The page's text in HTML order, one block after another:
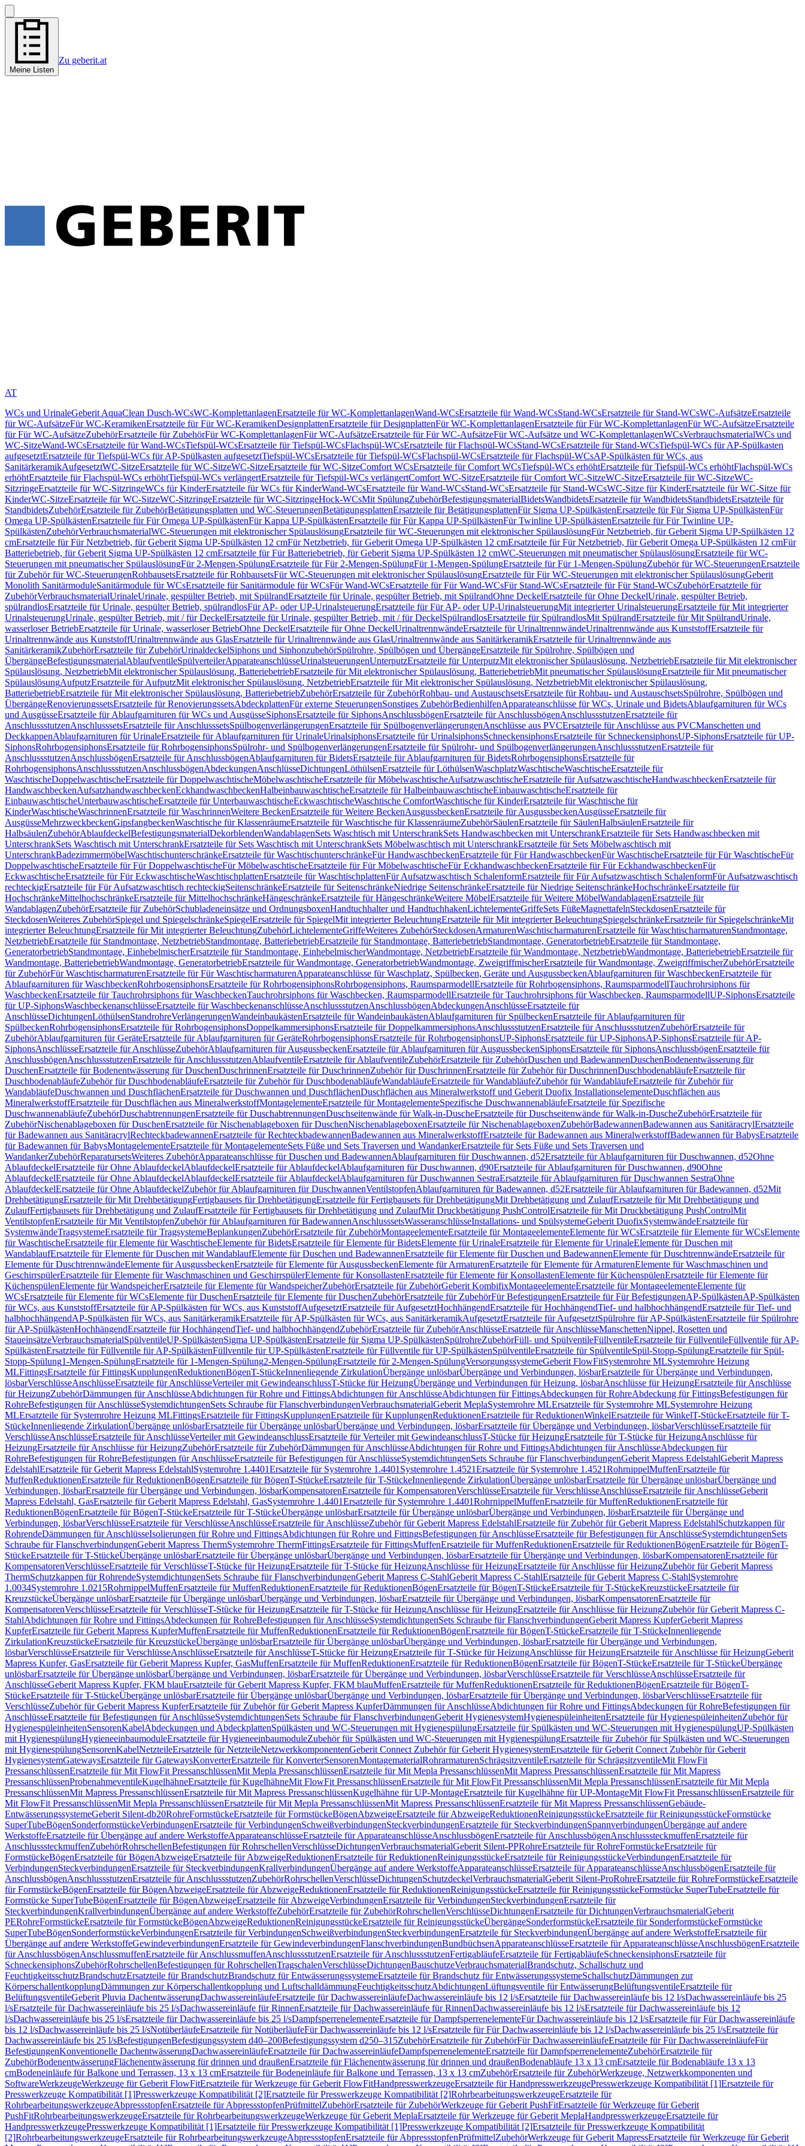
Meine Listen
Zu geberit.at
AT
WCs und UrinaleGeberit AquaClean Dusch-WCsWC-KomplettanlagenErsatzteile für WC-KomplettanlagenWand-WCsErsatzteile für Wand-WCsStand-WCsErsatzteile für Stand-WCsWC-AufsätzeErsatzteile
für WC-AufsätzeFür WC-KeramikenErsatzteile für Für WC-KeramikenDesignplattenErsatzteile für DesignplattenFür WC-KomplettanlagenErsatzteile für Für WC-KomplettanlagenFür WC-AufsätzeErsatzteile
für Für WC-AufsätzeZubehörErsatzteile für ZubehörFür WC-KomplettanlagenFür WC-AufsätzeErsatzteile für Für WC-AufsätzeFür WC-Aufsätze und WC-KomplettanlagenWCsVerbrauchsmaterialWCs und
WC-SitzeWand-WCsErsatzteile für Wand-WCsTiefspül-WCsErsatzteile für Tiefspül-WCsFlachspül-WCsErsatzteile für Flachspül-WCsStand-WCsErsatzteile für Stand-WCsTiefspül-WCs für AP-Spülkasten
aufgesetztErsatzteile für Tiefspül-WCs für AP-Spülkasten aufgesetztTiefspül-WCsErsatzteile für Tiefspül-WCsFlachspül-WCsErsatzteile für Flachspül-WCsAP-Spülkästen für WCs, aus
SanitärkeramikAufgesetztWC-SitzeErsatzteile für WC-SitzeWC-SitzeErsatzteile für WC-SitzeComfort WCsErsatzteile für Comfort WCsTiefspül-WCs erhöhtErsatzteile für Tiefspül-WCs erhöhtFlachspül-WCs
erhöhtErsatzteile für Flachspül-WCs erhöhtTiefspül-WCs verlängertErsatzteile für Tiefspül-WCs verlängertComfort WC-SitzeErsatzteile für Comfort WC-SitzeWC-SitzeErsatzteile für WC-SitzeWC-
SitzringeErsatzteile für WC-SitzringeWCs für KinderErsatzteile für WCs für KinderWand-WCsErsatzteile für Wand-WCsStand-WCsErsatzteile für Stand-WCsWC-Sitze für KinderErsatzteile für WC-Sitze für
KinderWC-SitzeErsatzteile für WC-SitzeWC-SitzringeErsatzteile für WC-SitzringeHock-WCsMit SpülungZubehörBefestigungsmaterialBidetsWandbidetsErsatzteile für WandbidetsStandbidetsErsatzteile für
StandbidetsZubehörErsatzteile für ZubehörBetätigungsplatten und WC-SteuerungenBetätigungsplattenErsatzteile für BetätigungsplattenFür Sigma UP-SpülkästenErsatzteile für Für Sigma UP-SpülkästenFür
Omega UP-SpülkästenErsatzteile für Für Omega UP-SpülkästenFür Kappa UP-SpülkästenErsatzteile für Für Kappa UP-SpülkästenFür Twinline UP-SpülkästenErsatzteile für Für Twinline UP-
SpülkästenZubehörVerbrauchsmaterialWC-Steuerungen mit elektronischer SpülauslösungErsatzteile für WC-Steuerungen mit elektronischer SpülauslösungFür Netzbetrieb, für Geberit Sigma UP-Spülkästen 12
cmErsatzteile für Für Netzbetrieb, für Geberit Sigma UP-Spülkästen 12 cmFür Netzbetrieb, für Geberit Omega UP-Spülkästen 12 cmErsatzteile für Für Netzbetrieb, für Geberit Omega UP-Spülkästen 12 cmFür
Batteriebetrieb, für Geberit Sigma UP-Spülkästen 12 cmErsatzteile für Für Batteriebetrieb, für Geberit Sigma UP-Spülkästen 12 cmWC-Steuerungen mit pneumatischer SpülauslösungErsatzteile für WC-
Steuerungen mit pneumatischer SpülauslösungFür 2-Mengen-SpülungErsatzteile für Für 2-Mengen-SpülungFür 1-Mengen-SpülungErsatzteile für Für 1-Mengen-SpülungZubehör für WC-SteuerungenErsatzteile
für Zubehör für WC-SteuerungenRohbausetsErsatzteile für RohbausetsFür WC-Steuerungen mit elektronischer SpülauslösungErsatzteile für Für WC-Steuerungen mit elektronischer SpülauslösungGeberit
Monolith SanitärmoduleSanitärmodule für WCsErsatzteile für Sanitärmodule für WCsFür Wand-WCsErsatzteile für Für Wand-WCsFür Stand-WCsErsatzteile für Für Stand-WCsZubehörErsatzteile für
ZubehörVerbrauchsmaterialUrinaleUrinale, gespülter Betrieb, mit SpülrandErsatzteile für Urinale, gespülter Betrieb, mit SpülrandOhne DeckelErsatzteile für Ohne DeckelUrinale, gespülter Betrieb,
spülrandlosErsatzteile für Urinale, gespülter Betrieb, spülrandlosFür AP- oder UP-UrinalsteuerungErsatzteile für Für AP- oder UP-UrinalsteuerungMit integrierter UrinalsteuerungErsatzteile für Mit integrierter
UrinalsteuerungUrinale, gespülter Betrieb, mit / für DeckelErsatzteile für Urinale, gespülter Betrieb, mit / für DeckelSpülrandlosErsatzteile für SpülrandlosMit SpülrandErsatzteile für Mit SpülrandUrinale,
wasserloser BetriebErsatzteile für Urinale, wasserloser BetriebOhne DeckelErsatzteile für Ohne DeckelUrinaltrennwändeErsatzteile für UrinaltrennwändeUrinaltrennwände aus KunststoffErsatzteile für
Urinaltrennwände aus KunststoffUrinaltrennwände aus GlasErsatzteile für Urinaltrennwände aus GlasUrinaltrennwände aus SanitärkeramikErsatzteile für Urinaltrennwände aus
SanitärkeramikZubehörErsatzteile für ZubehörUrinaldeckelSiphons und SiphonzubehörSpülrohre, Spülbögen und ÜbergängeErsatzteile für Spülrohre, Spülbögen und
ÜbergängeBefestigungsmaterialAblaufventileSpülverteilerApparateanschlüsseUrinalsteuerungenUnterputzErsatzteile für UnterputzMit elektronischer Spülauslösung, NetzbetriebErsatzteile für Mit elektronischer
Spülauslösung, NetzbetriebMit elektronischer Spülauslösung, BatteriebetriebErsatzteile für Mit elektronischer Spülauslösung, BatteriebetriebMit pneumatischer SpülauslösungErsatzteile für Mit pneumatischer
SpülauslösungAufputzErsatzteile für AufputzMit elektronischer Spülauslösung, NetzbetriebErsatzteile für Mit elektronischer Spülauslösung, NetzbetriebMit elektronischer Spülauslösung,
BatteriebetriebErsatzteile für Mit elektronischer Spülauslösung, BatteriebetriebZubehörErsatzteile für ZubehörRohbau- und AustauschsetsErsatzteile für Rohbau- und AustauschsetsSpülrohre, Spülbögen und
ÜbergängeRenovierungssetsErsatzteile für RenovierungssetsAbdeckplattenFür externe SteuerungenSonstiges ZubehörBedienhilfenApparateanschlüsse für WCs, Urinale und BidetsAblaufgarnituren für WCs
und AusgüsseErsatzteile für Ablaufgarnituren für WCs und AusgüsseSiphonsErsatzteile für SiphonsAnschlussbögenErsatzteile für AnschlussbögenAnschlussstutzenErsatzteile für
AnschlussstutzenAnschlusssetsErsatzteile für AnschlusssetsSpülbogenverlängerungenErsatzteile für SpülbogenverlängerungenAnschlüsse aus PVCErsatzteile für Anschlüsse aus PVCManschetten und
DeckkappenAblaufgarnituren für UrinaleErsatzteile für Ablaufgarnituren für UrinaleUrinalsiphonsErsatzteile für UrinalsiphonsSchneckensiphonsErsatzteile für SchneckensiphonsUP-SiphonsErsatzteile für UP-
SiphonsRohrbogensiphonsErsatzteile für RohrbogensiphonsSpülrohr- und SpülbogenverlängerungenErsatzteile für Spülrohr- und SpülbogenverlängerungenAnschlussstutzenErsatzteile für
AnschlussstutzenAnschlussbögenErsatzteile für AnschlussbögenAblaufgarnituren für BidetsErsatzteile für Ablaufgarnituren für BidetsRohrbogensiphonsErsatzteile für
RohrbogensiphonsAnschlussstutzenAnschlussbögenAbdeckungenAnschlüsseDichtungenLöthülsenErsatzteile für LöthülsenWaschplatzWaschtischeWaschtischeErsatzteile für
WaschtischeDoppelwaschtischeErsatzteile für DoppelwaschtischeMöbelwaschtischeErsatzteile für MöbelwaschtischeAufsatzwaschtischeErsatzteile für AufsatzwaschtischeHandwaschbeckenErsatzteile für
HandwaschbeckenAufsatzhandwaschbeckenEckhandwaschbeckenHalbeinbauwaschtischeErsatzteile für HalbeinbauwaschtischeEinbauwaschtischeErsatzteile für
EinbauwaschtischeUnterbauwaschtischeErsatzteile für UnterbauwaschtischeEckwaschtischeWaschtische ComfortWaschtische für KinderErsatzteile für Waschtische für
KinderWaschtischeWaschrinnenErsatzteile für WaschrinnenWeitere BeckenErsatzteile für Weitere BeckenAusgussbeckenErsatzteile für AusgussbeckenAusgüsseErsatzteile für
AusgüsseMehrzweckbeckenGipsfangbeckenWaschtische für KlassenräumeErsatzteile für Waschtische für KlassenräumeZubehörSäulenErsatzteile für SäulenHalbsäulenErsatzteile für
HalbsäulenZubehörAblaufdeckelBefestigungsmaterialDekorblendenWandablagenSets Waschtisch mit UnterschrankSets Handwaschbecken mit UnterschrankErsatzteile für Sets Handwaschbecken mit
UnterschrankSets Waschtisch mit UnterschrankErsatzteile für Sets Waschtisch mit UnterschrankSets Möbelwaschtisch mit UnterschrankErsatzteile für Sets Möbelwaschtisch mit
UnterschrankBadezimmermöbelWaschtischunterschränkeErsatzteile für WaschtischunterschränkeFür HandwaschbeckenErsatzteile für Für HandwaschbeckenFür WaschtischeErsatzteile für Für WaschtischeFür
DoppelwaschtischeErsatzteile für Für DoppelwaschtischeFür MöbelwaschtischeErsatzteile für Für MöbelwaschtischeFür EckhandwaschbeckenErsatzteile für Für EckhandwaschbeckenFür
EckwaschtischeErsatzteile für Für EckwaschtischeWaschtischplattenErsatzteile für WaschtischplattenFür Aufsatzwaschtisch SchalenformErsatzteile für Für Aufsatzwaschtisch SchalenformFür Aufsatzwaschtisch
rechteckigErsatzteile für Für Aufsatzwaschtisch rechteckigSeitenschränkeErsatzteile für SeitenschränkeNiedrige SeitenschränkeErsatzteile für Niedrige SeitenschränkeHochschränkeErsatzteile für
HochschränkeMittelhochschränkeErsatzteile für MittelhochschränkeHängeschränkeErsatzteile für HängeschränkeWeitere MöbelErsatzteile für Weitere MöbelWandablagenErsatzteile für
WandablagenZubehörErsatzteile für ZubehörSchubladeneinsätze und OrdnungsboxenHandtuchhalter und HandtuchhakenLichtelementeGriffeSets FüßeMagnettafelnSteckdosenErsatzteile für
SteckdosenWeiteres ZubehörSpiegel und SpiegelschränkeSpiegelErsatzteile für SpiegelMit integrierter BeleuchtungErsatzteile für Mit integrierter BeleuchtungSpiegelschränkeErsatzteile für SpiegelschränkeMit
integrierter BeleuchtungErsatzteile für Mit integrierter BeleuchtungZubehörLichtelementeGriffeWeiteres ZubehörSteckdosenArmaturenWaschtischarmaturenErsatzteile für WaschtischarmaturenStandmontage,
NetzbetriebErsatzteile für Standmontage, NetzbetriebStandmontage, BatteriebetriebErsatzteile für Standmontage, BatteriebetriebStandmontage, GeneratorbetriebErsatzteile für Standmontage,
GeneratorbetriebStandmontage, EinhebelmischerErsatzteile für Standmontage, EinhebelmischerWandmontage, NetzbetriebErsatzteile für Wandmontage, NetzbetriebWandmontage, BatteriebetriebErsatzteile für
Wandmontage, BatteriebetriebWandmontage, GeneratorbetriebErsatzteile für Wandmontage, GeneratorbetriebWandmontage, ZweigriffmischerErsatzteile für Wandmontage, ZweigriffmischerZubehörErsatzteile
für ZubehörFür WaschtischarmaturenErsatzteile für Für WaschtischarmaturenApparateanschlüsse für Waschplatz, Spülbecken, Geräte und AusgussbeckenAblaufgarnituren für WaschbeckenErsatzteile für
Ablaufgarnituren für WaschbeckenRohrbogensiphonsErsatzteile für RohrbogensiphonsRohrbogensiphons, RaumsparmodellErsatzteile für Rohrbogensiphons, RaumsparmodellTauchrohrsiphons für
WaschbeckenErsatzteile für Tauchrohrsiphons für WaschbeckenTauchrohrsiphons für Waschbecken, RaumsparmodellErsatzteile für Tauchrohrsiphons für Waschbecken, RaumsparmodellUP-SiphonsErsatzteile
für UP-SiphonsWaschbeckenanschlüsseErsatzteile für WaschbeckenanschlüsseAnschlussstutzenAnschlussbögenAbdeckungenAnschlüsseErsatzteile für
AnschlüsseDichtungenLöthülsenStandrohreVerlängerungenWandeinbaukästenErsatzteile für WandeinbaukästenAblaufgarnituren für SpülbeckenErsatzteile für Ablaufgarnituren für
SpülbeckenRohrbogensiphonsErsatzteile für RohrbogensiphonsDoppelkammersiphonsErsatzteile für DoppelkammersiphonsAnschlussstutzenErsatzteile für AnschlussstutzenZubehörErsatzteile für
ZubehörAblaufgarnituren für GeräteErsatzteile für Ablaufgarnituren für GeräteRohrbogensiphonsErsatzteile für RohrbogensiphonsUP-SiphonsErsatzteile für UP-SiphonsAP-SiphonsErsatzteile für AP-
SiphonsAnschlüsseErsatzteile für AnschlüsseZubehörAblaufgarnituren für AusgussbeckenErsatzteile für Ablaufgarnituren für AusgussbeckenSiphonsErsatzteile für SiphonsAnschlussbögenErsatzteile für
AnschlussbögenAnschlussstutzenErsatzteile für AnschlussstutzenAblaufventileErsatzteile für AblaufventileZubehörErsatzteile für ZubehörDuschen und BadewannenDuschenBodenentwässerung für
DuschenErsatzteile für Bodenentwässerung für DuschenDuschrinnenErsatzteile für DuschrinnenZubehör für DuschrinnenErsatzteile für Zubehör für DuschrinnenDuschbodenabläufeErsatzteile für
DuschbodenabläufeZubehör für DuschbodenabläufeErsatzteile für Zubehör für DuschbodenabläufeWandabläufeErsatzteile für WandabläufeZubehör für WandabläufeErsatzteile für Zubehör für
WandabläufeDuschwannen und DuschflächenErsatzteile für Duschwannen und DuschflächenDuschflächen aus Mineralwerkstoff und Geberit Duofix InstallationselementeDuschflächen aus
MineralwerkstoffErsatzteile für Duschflächen aus MineralwerkstoffMontagelementeErsatzteile für MontagelementeSpezifische DuschwannenabläufeErsatzteile für Spezifische
DuschwannenabläufeZubehörDuschabtrennungenErsatzteile für DuschabtrennungenDuschseitenwände für Walk-in-DuscheErsatzteile für Duschseitenwände für Walk-in-DuscheZubehörErsatzteile für
ZubehörNischenablageboxen für DuschenErsatzteile für Nischenablageboxen für DuschenNischenablageboxenErsatzteile für NischenablageboxenZubehörBadewannenBadewannen aus SanitäracrylErsatzteile
für Badewannen aus SanitäracrylRechteckbadewannenErsatzteile für RechteckbadewannenBadewannen aus MineralwerkstoffErsatzteile für Badewannen aus MineralwerkstoffBadewannen für BabysErsatzteile
für Badewannen für BabysMontagelementeErsatzteile für MontagelementeSets Füße und Sets Traversen und WandankerErsatzteile für Sets Füße und Sets Traversen und
WandankerZubehörReparatursetsWeiteres ZubehörApparateanschlüsse für Duschen und BadewannenAblaufgarnituren für Duschwannen, d52Ersatzteile für Ablaufgarnituren für Duschwannen, d52Ohne
AblaufdeckelErsatzteile für Ohne AblaufdeckelAblaufdeckelErsatzteile für AblaufdeckelAblaufgarnituren für Duschwannen, d90Ersatzteile für Ablaufgarnituren für Duschwannen, d90Ohne
AblaufdeckelErsatzteile für Ohne AblaufdeckelAblaufdeckelErsatzteile für AblaufdeckelAblaufgarnituren für Duschwannen SestraErsatzteile für Ablaufgarnituren für Duschwannen SestraOhne
AblaufdeckelErsatzteile für Ohne AblaufdeckelZubehör für Ablaufgarnituren für DuschwannenVentilstopfenAblaufgarnituren für Badewannen, d52Ersatzteile für Ablaufgarnituren für Badewannen, d52Mit
DrehbetätigungErsatzteile für Mit DrehbetätigungFertigbausets für DrehbetätigungErsatzteile für Fertigbausets für DrehbetätigungMit Drehbetätigung und ZulaufErsatzteile für Mit Drehbetätigung und
ZulaufFertigbausets für Drehbetätigung und ZulaufErsatzteile für Fertigbausets für Drehbetätigung und ZulaufMit Druckbetätigung PushControlErsatzteile für Mit Druckbetätigung PushControlMit
VentilstopfenErsatzteile für Mit VentilstopfenZubehör für Ablaufgarnituren für BadewannenAnschlusssetsWasseranschlüsseInstallations- und SpülsystemeGeberit DuofixSystemwändeErsatzteile für
SystemwändeTragsystemeErsatzteile für TragsystemeBeplankungenZubehörErsatzteile für ZubehörMontageelementeErsatzteile für MontageelementeElemente für WCsErsatzteile für Elemente für WCsElemente
für WaschtischeErsatzteile für Elemente für WaschtischeElemente für BidetsErsatzteile für Elemente für BidetsElemente für UrinaleErsatzteile für Elemente für UrinaleElemente für Duschen mit
WandablaufErsatzteile für Elemente für Duschen mit WandablaufElemente für Duschen und BadewannenErsatzteile für Elemente für Duschen und BadewannenElemente für DuschtrennwändeErsatzteile für
Elemente für DuschtrennwändeElemente für AusgussbeckenErsatzteile für Elemente für AusgussbeckenElemente für ArmaturenErsatzteile für Elemente für ArmaturenElemente für Waschmaschinen und
GeschirrspülerErsatzteile für Elemente für Waschmaschinen und GeschirrspülerElemente für KonsollastenErsatzteile für Elemente für KonsollastenElemente für KüchenspülenErsatzteile für Elemente für
KüchenspülenElemente für WandspeicherErsatzteile für Elemente für WandspeicherZubehörErsatzteile für ZubehörGeberit KombifixMontageelementeErsatzteile für MontageelementeElemente für
WCsErsatzteile für Elemente für WCsElemente für DuschenErsatzteile für Elemente für DuschenZubehörErsatzteile für ZubehörFür BefestigungenErsatzteile für Für BefestigungenAP-SpülkästenAP-Spülkästen
für WCs, aus KunststoffErsatzteile für AP-Spülkästen für WCs, aus KunststoffAufgesetztErsatzteile für AufgesetztHochhängendErsatzteile für HochhängendTief- und halbhochhängendErsatzteile für Tief- und
halbhochhängendAP-Spülkästen für WCs, aus SanitärkeramikErsatzteile für AP-Spülkästen für WCs, aus SanitärkeramikAufgesetztErsatzteile für AufgesetztSpülrohre für AP-SpülkästenErsatzteile für Spülrohre
für AP-SpülkästenHochhängendErsatzteile für HochhängendTief- und halbhochhängendZubehörErsatzteile für ZubehörAnschlüsseErsatzteile für AnschlüsseManschettenNippel, Rosetten und
StaueinsätzeVerbrauchsmaterialSpülventileUP-SpülkästenSigma UP-SpülkästenErsatzteile für Sigma UP-SpülkästenSpülrohreZubehörFüll- und SpülventileFüllventileErsatzteile für FüllventileFüllventile für AP-
SpülkästenErsatzteile für Füllventile für AP-SpülkästenFüllventile für UP-SpülkästenErsatzteile für Füllventile für UP-SpülkästenSpülventileErsatzteile für SpülventileSpül-Stopp-SpülungErsatzteile für Spül-
Stopp-Spülung1-Mengen-SpülungErsatzteile für 1-Mengen-Spülung2-Mengen-SpülungErsatzteile für 2-Mengen-SpülungVersorgungssystemeGeberit FlowFitSystemrohre MLSystemrohre Heizung
MLFittingsErsatzteile für FittingsKupplungenReduktionenBögenT-StückeInnenliegende ZirkulationÜbergänge unlösbarÜbergänge und Verbindungen, lösbarErsatzteile für Übergänge und Verbindungen,
lösbarVerschlüsseAnschlüsseErsatzteile für AnschlüsseVerteiler mit GewindeanschlussT-Stücke für HeizungÜbergänge und Verbindungen für Heizung, lösbarAnschlüsse für HeizungErsatzteile für Anschlüsse
für HeizungZubehörDämmungen für AnschlüsseAbdichtungen für Rohre und FittingsAbdichtungen für AnschlüsseAbdichtungen für FittingsAbdeckungen für RohreAbdeckung für FittingsBefestigungen für
RohreBefestigungen für AnschlüsseSystemdichtungenSets Schraube für FlanschverbindungenVerbrauchsmaterialGeberit MeplaSystemrohre MLErsatzteile für Systemrohre MLSystemrohre Heizung
MLErsatzteile für Systemrohre Heizung MLFittingsErsatzteile für FittingsKupplungenErsatzteile für KupplungenReduktionenErsatzteile für ReduktionenWinkelErsatzteile für WinkelT-StückeErsatzteile für T-
StückeInnenliegende ZirkulationÜbergänge unlösbarErsatzteile für Übergänge unlösbarÜbergänge und Verbindungen, lösbarErsatzteile für Übergänge und Verbindungen, lösbarVerschlüsseErsatzteile für
VerschlüsseAnschlüsseErsatzteile für AnschlüsseVerteiler mit GewindeanschlussErsatzteile für Verteiler mit GewindeanschlussT-Stücke für HeizungErsatzteile für T-Stücke für HeizungAnschlüsse für
HeizungErsatzteile für Anschlüsse für HeizungZubehörErsatzteile für ZubehörDämmungen für AnschlüsseAbdichtungen für Rohre und FittingsAbdichtungen für AnschlüsseAbdeckungen für
RohreBefestigungen für RohreBefestigungen für AnschlüsseErsatzteile für Befestigungen für AnschlüsseSystemdichtungenSets Schraube für FlanschverbindungenGeberit Mapress EdelstahlGeberit Mapress
EdelstahlErsatzteile für Geberit Mapress EdelstahlSystemrohre 1.4401Ersatzteile für Systemrohre 1.4401 Systemrohre 1.4521Ersatzteile für Systemrohre 1.4521RohrnippelMuffenErsatzteile für
MuffenReduktionenErsatzteile für ReduktionenBögenErsatzteile für BögenT-StückeErsatzteile für T-StückeInnenliegende ZirkulationÜbergänge unlösbarErsatzteile für Übergänge unlösbarÜbergänge und
Verbindungen, lösbarErsatzteile für Übergänge und Verbindungen, lösbarKompensatorenErsatzteile für KompensatorenVerschlüsseErsatzteile für VerschlüsseAnschlüsseErsatzteile für AnschlüsseGeberit
Mapress Edelstahl, GasErsatzteile für Geberit Mapress Edelstahl, GasSystemrohre 1.4401Ersatzteile für Systemrohre 1.4401RohrnippelMuffenErsatzteile für MuffenReduktionenErsatzteile für
ReduktionenBögenErsatzteile für BögenT-StückeErsatzteile für T-StückeÜbergänge unlösbarErsatzteile für Übergänge unlösbarÜbergänge und Verbindungen, lösbarErsatzteile für Übergänge und
Verbindungen, lösbarVerschlüsseErsatzteile für VerschlüsseAnschlüsseErsatzteile für AnschlüsseZubehör für Geberit Mapress EdelstahlErsatzteile für Zubehör für Geberit Mapress EdelstahlSchutzkappen für
RohrendeDämmungen für AnschlüsseIsolierungen für Rohre und FittingsAbdichtungen für Rohre und FittingsBefestigungen für AnschlüsseErsatzteile für Befestigungen für AnschlüsseSystemdichtungenSets
Schraube für FlanschverbindungenGeberit Mapress ThermSystemrohre ThermFittingsErsatzteile für FittingsMuffenErsatzteile für MuffenReduktionenErsatzteile für ReduktionenBögenErsatzteile für BögenT-
StückeErsatzteile für T-StückeÜbergänge unlösbarErsatzteile für Übergänge unlösbarÜbergänge und Verbindungen, lösbarErsatzteile für Übergänge und Verbindungen, lösbarKompensatorenErsatzteile für
KompensatorenVerschlüsseErsatzteile für VerschlüsseT-Stücke für HeizungErsatzteile für T-Stücke für HeizungAnschlüsse für HeizungErsatzteile für Anschlüsse für HeizungZubehör für Geberit Mapress
ThermSchutzkappen für RohrendeSystemdichtungenSets Schraube für FlanschverbindungenGeberit Mapress C-StahlGeberit Mapress C-StahlErsatzteile für Geberit Mapress C-StahlSystemrohre
1.0034Systemrohre 1.0215RohrnippelMuffenErsatzteile für MuffenReduktionenErsatzteile für ReduktionenBögenErsatzteile für BögenT-StückeErsatzteile für T-StückeKreuzstückeErsatzteile für
KreuzstückeÜbergänge unlösbarErsatzteile für Übergänge unlösbarÜbergänge und Verbindungen, lösbarErsatzteile für Übergänge und Verbindungen, lösbarKompensatorenErsatzteile für
KompensatorenVerschlüsseErsatzteile für VerschlüsseT-Stücke für HeizungErsatzteile für T-Stücke für HeizungAnschlüsse für HeizungErsatzteile für Anschlüsse für HeizungZubehör für Geberit Mapress C-
StahlAbdichtungen für Rohre und FittingsAbdeckungen für RohreBefestigungen für AnschlüsseSystemdichtungenSets Schraube für FlanschverbindungenGeberit Mapress KupferGeberit Mapress
KupferErsatzteile für Geberit Mapress KupferMuffenErsatzteile für MuffenReduktionenErsatzteile für ReduktionenBögenErsatzteile für BögenT-StückeErsatzteile für T-StückeInnenliegende
ZirkulationKreuzstückeErsatzteile für KreuzstückeÜbergänge unlösbarErsatzteile für Übergänge unlösbarÜbergänge und Verbindungen, lösbarErsatzteile für Übergänge und Verbindungen,
lösbarVerschlüsseErsatzteile für VerschlüsseAnschlüsseErsatzteile für AnschlüsseT-Stücke für HeizungErsatzteile für T-Stücke für HeizungAnschlüsse für HeizungErsatzteile für Anschlüsse für HeizungGeberit
Mapress Kupfer, GasErsatzteile für Geberit Mapress Kupfer, GasMuffenErsatzteile für MuffenReduktionenErsatzteile für ReduktionenBögenErsatzteile für BögenT-StückeErsatzteile für T-StückeÜbergänge
unlösbarErsatzteile für Übergänge unlösbarÜbergänge und Verbindungen, lösbarErsatzteile für Übergänge und Verbindungen, lösbarVerschlüsseErsatzteile für VerschlüsseAnschlüsseErsatzteile für
AnschlüsseGeberit Mapress Kupfer, FKM blauErsatzteile für Geberit Mapress Kupfer, FKM blauMuffenErsatzteile für MuffenReduktionenErsatzteile für ReduktionenBögenErsatzteile für BögenT-
StückeErsatzteile für T-StückeÜbergänge unlösbarErsatzteile für Übergänge unlösbarÜbergänge und Verbindungen, lösbarErsatzteile für Übergänge und Verbindungen, lösbarVerschlüsseErsatzteile für
VerschlüsseZubehör für Geberit Mapress KupferErsatzteile für Zubehör für Geberit Mapress KupferDämmungen für AnschlüsseAbdichtungen für Rohre und FittingsAbdeckungen für RohreBefestigungen für
AnschlüsseErsatzteile für Befestigungen für AnschlüsseSystemdichtungenSets Schraube für FlanschverbindungenGeberit HygienesystemHygienespüleinheitenErsatzteile für HygienespüleinheitenZubehör für
HygienespüleinheitenSensorenKabelAbdeckungen und AbdeckplattenSpülkästen und WC-Steuerungen mit HygienespülungErsatzteile für Spülkästen und WC-Steuerungen mit HygienespülungUP-Spülkästen
mit HygienespülungHygieneeinbaumoduleErsatzteile für HygieneeinbaumoduleZubehör für Spülkästen und WC-Steuerungen mit HygienespülungErsatzteile für Zubehör für Spülkästen und WC-Steuerungen
mit HygienespülungSensorenKabelNetzteileErsatzteile für NetzteileNetzwerkkomponentenGeberit Connect Zubehör für Geberit HygienesystemErsatzteile für Geberit Connect Zubehör für Geberit
HygienesystemGatewaysErsatzteile für GatewaysKonverterErsatzteile für KonverterSensorenMontagematerialRohrarmaturenSchrägsitzventileErsatzteile für SchrägsitzventileMit FlowFit
PressanschlüssenErsatzteile für Mit FlowFit PressanschlüssenMit Mepla PressanschlüssenErsatzteile für Mit Mepla PressanschlüssenMit Mapress PressanschlüssenErsatzteile für Mit Mapress
PressanschlüssenProbenahmeventileKugelhähneErsatzteile für KugelhähneMit FlowFit PressanschlüssenErsatzteile für Mit FlowFit PressanschlüssenMit Mepla PressanschlüssenErsatzteile für Mit Mepla
PressanschlüssenMit Mapress PressanschlüssenErsatzteile für Mit Mapress PressanschlüssenKugelhähne für UP-MontageErsatzteile für Kugelhähne für UP-MontageMit FlowFit PressanschlüssenErsatzteile für
Mit FlowFit PressanschlüssenMit Mepla PressanschlüssenErsatzteile für Mit Mepla PressanschlüssenMit Mapress PressanschlüssenErsatzteile für Mit Mapress PressanschlüssenGebäude-
EntwässerungssystemeGeberit Silent-db20RohreFormstückeErsatzteile für FormstückeBögenAbzweigeErsatzteile für AbzweigeReduktionenReinigungsstückeErsatzteile für ReinigungsstückeFormstücke
SuperTubeBögenSonderformstückeVerbindungenErsatzteile für VerbindungenSchweißverbindungenSteckverbindungenErsatzteile für SteckverbindungenSpannverbindungenÜbergänge auf andere
WerkstoffeErsatzteile für Übergänge auf andere WerkstoffeApparateanschlüsseErsatzteile für ApparateanschlüsseAnschlussbögenErsatzteile für AnschlussbögenAnschlusssteckmuffenErsatzteile für
AnschlusssteckmuffenZubehörRohrschellenBefestigungen für RohrschellenVerschlüsseDichtungenVerbrauchsmaterialGeberit Silent-PPRohreErsatzteile für RohreFormstückeErsatzteile für
FormstückeBögenErsatzteile für BögenAbzweigeErsatzteile für AbzweigeReduktionenErsatzteile für ReduktionenReinigungsstückeErsatzteile für ReinigungsstückeVerbindungenErsatzteile für
VerbindungenSteckverbindungenErsatzteile für SteckverbindungenKrallverbindungenÜbergänge auf andere WerkstoffeApparateanschlüsseErsatzteile für ApparateanschlüsseAnschlussbögenErsatzteile für
AnschlussbögenAnschlussstutzenErsatzteile für AnschlussstutzenZubehörRohrschellenVerschlüsseDichtungenSchutzdeckelVerbrauchsmaterialGeberit Silent-ProRohreErsatzteile für RohreFormstückeErsatzteile
für FormstückeBögenErsatzteile für BögenAbzweigeErsatzteile für AbzweigeReduktionenErsatzteile für ReduktionenReinigungsstückeErsatzteile für ReinigungsstückeFormstücke SuperTubeErsatzteile für
Formstücke SuperTubeBögenErsatzteile für BögenAbzweigeErsatzteile für AbzweigeVerbindungenErsatzteile für VerbindungenSteckverbindungenErsatzteile für
SteckverbindungenKrallverbindungenÜbergänge auf andere WerkstoffeZubehörErsatzteile für ZubehörRohrschellenVerschlüsseDichtungenErsatzteile für DichtungenVerbrauchsmaterialGeberit
PERohreFormstückeErsatzteile für FormstückeBögenAbzweigeReduktionenReinigungsstückeErsatzteile für ReinigungsstückeÜbergängeSonderformstückeErsatzteile für SonderformstückeFormstücke
SuperTubeBögenSonderformstückeVerbindungenErsatzteile für VerbindungenSchweißverbindungenSteckverbindungenErsatzteile für SteckverbindungenÜbergänge auf andere WerkstoffeErsatzteile für
Übergänge auf andere WerkstoffeGewindeverbindungenErsatzteile für GewindeverbindungenFlanschverbindungenBundbüchsenApparateanschlüsseErsatzteile für ApparateanschlüsseAnschlussbögenErsatzteile
für AnschlussbögenAnschlussmuffenErsatzteile für AnschlussmuffenAnschlussstutzenErsatzteile für AnschlussstutzenFertigabläufeErsatzteile für FertigabläufeSchneckensiphonsErsatzteile für
SchneckensiphonsZubehörRohrschellenBefestigungen für RohrschellenTragschalenVerschlüsseDichtungenBauschutzeVerbrauchsmaterialBrandschutz, Schallschutz und
FeuchtigkeitsschutzBrandschutzErsatzteile für BrandschutzBrandschutz für EntwässerungssystemeErsatzteile für Brandschutz für EntwässerungssystemeSchallschutzDämmungen zur
KörperschallentkopplungDämmungen zur Körperschallentkopplung und LuftschalldämmungFeuchtigkeitsschutzAbdichtungenLüftungsventile für EntwässerungBelüftungsventileErsatzteile für
BelüftungsventileGeberit Pluvia DachentwässerungDachwassereinläufeErsatzteile für DachwassereinläufeDachwassereinläufe bis 12 l/sErsatzteile für Dachwassereinläufe bis 12 l/sDachwassereinläufe bis 25
l/sErsatzteile für Dachwassereinläufe bis 25 l/sDachwassereinläufe für RinnenErsatzteile für Dachwassereinläufe für RinnenDachwassereinläufe bis 12 l/sErsatzteile für Dachwassereinläufe bis 12
l/sDachwassereinläufe bis 25 l/sErsatzteile für Dachwassereinläufe bis 25 l/sDampfsperrenelementeErsatzteile für DampfsperrenelementeFür Dachwassereinläufe bis 12 l/sErsatzteile für Für Dachwassereinläufe
bis 12 l/sDachwassereinläufe bis 25 l/sNotüberläufeErsatzteile für NotüberläufeFür Dachwassereinläufe bis 12 l/sErsatzteile für Für Dachwassereinläufe bis 12 l/sDachwassereinläufe bis 25 l/sErsatzteile für
Dachwassereinläufe bis 25 l/sBefestigungenBefestigungssystem d40–200Befestigungssystem d250–315ZubehörErsatzteile für ZubehörFür DachwassereinläufeErsatzteile für Für DachwassereinläufeFür
BefestigungenKonventionelle DachentwässerungDachwassereinläufeErsatzteile für DachwassereinläufeDampfsperrenelementeErsatzteile für DampfsperrenelementeZubehörErsatzteile für
ZubehörBodenentwässerungFlächenentwässerung für drinnen und draußenErsatzteile für Flächenentwässerung für drinnen und draußenBodenabläufe 13 x 13 cmErsatzteile für Bodenabläufe 13 x 13
cmBodeneinläufe für Balkone und Terrassen, 13 x 13 cmErsatzteile für Bodeneinläufe für Balkone und Terrassen, 13 x 13 cmZubehörErsatzteile für ZubehörWerkzeuge, Netzwerkkomponenten und
SoftwareWerkzeugeWerkzeuge für Geberit FlowFitErsatzteile für Werkzeuge für Geberit FlowFitHandpresswerkzeugeErsatzteile für HandpresswerkzeugePresswerkzeuge Kompatibilität [1]Ersatzteile für
Presswerkzeuge Kompatibilität [1]Presswerkzeuge Kompatibilität [2]Ersatzteile für Presswerkzeuge Kompatibilität [2]RohrbearbeitungswerkzeugeErsatzteile für
RohrbearbeitungswerkzeugeAbpressstopfenErsatzteile für AbpressstopfenPrüfmittelZubehörErsatzteile für ZubehörWerkzeuge für Geberit PushFitErsatzteile für Werkzeuge für Geberit
PushFitRohrbearbeitungswerkzeugeErsatzteile für RohrbearbeitungswerkzeugeWerkzeuge für Geberit MeplaErsatzteile für Werkzeuge für Geberit MeplaHandpresswerkzeugeErsatzteile für
HandpresswerkzeugePresswerkzeuge Kompatibilität [1]Ersatzteile für Presswerkzeuge Kompatibilität [1]Presswerkzeuge Kompatibilität [2]Ersatzteile für Presswerkzeuge Kompatibilität
[2]RohrbearbeitungswerkzeugeErsatzteile für RohrbearbeitungswerkzeugeAbpressstopfenErsatzteile für AbpressstopfenPrüfmittelZubehörWerkzeuge für Geberit MapressErsatzteile für Werkzeuge für Geberit